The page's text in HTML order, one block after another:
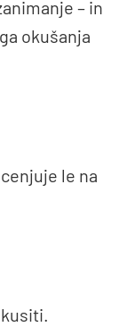
– in
okušanja
le na